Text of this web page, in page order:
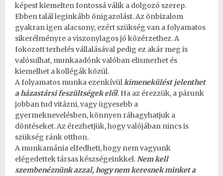
képest kiemelten fontossá válik a dolgozó szerep.
Ebben talál leginkább önigazolást. Az önbizalom
gyakran igen alacsony, ezért szükség van a folyamatos
sikerélményre a viszonylagos jó közérzethez. A
fokozott terhelés vállalásával pedig ez akár meg is
valósulhat, munkaadónk valóban elismerhet és
kiemelhet a kollégák közül.
A folyamatos munka ezenkívülkimenekülést jelenthet
a házastársi feszültségek elől. Ha az érezzük, a párunk
jobban tud vitázni, vagy ügyesebb a
gyermeknevelésben, könnyen ráhagyhatjuk a
döntéseket. Az érezhetjük, hogy valójában nincs is
szükség ránk otthon.
A munkamánia elfedheti, hogy nem vagyunk
elégedettek társas készségeinkkel.Nem kell
szembenéznünk azzal, hogy nem keresnek minket a